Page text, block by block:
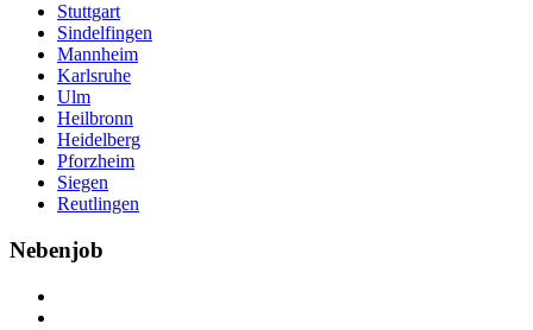
Stuttgart
Sindelfingen
Mannheim
Karlsruhe
Ulm
Heilbronn
Heidelberg
Pforzheim
Siegen
Reutlingen
Nebenjob